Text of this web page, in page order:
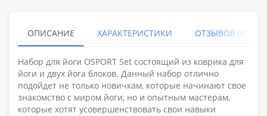
ОПИСАНИЕ ХАРАКТЕРИСТИКИ ОТЗЫВОВ (0)
Набор для йоги OSPORT Set состоящий из коврика для
йоги и двух йога блоков. Данный набор отлично
подойдет не только новичкам, которые начинают свое
знакомство с миром йоги, но и опытным мастерам,
которые хотят усовершенствовать свои навыки